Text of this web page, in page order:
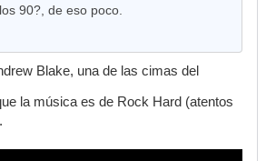
90?, de eso poco.
Blake, una de las cimas del
la música es de Rock Hard (atentos